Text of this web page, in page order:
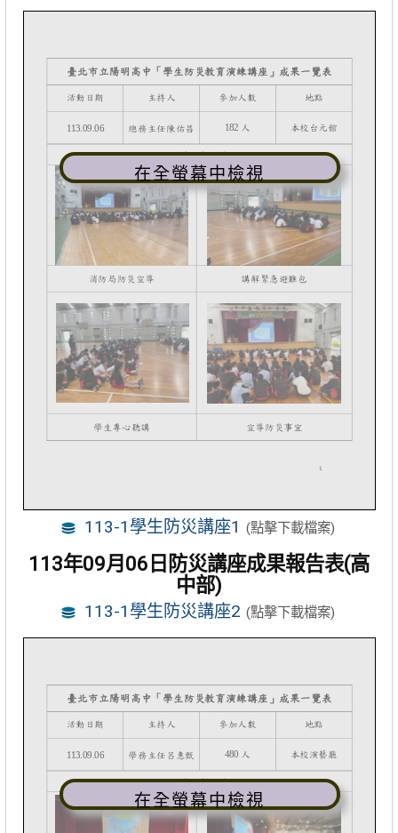
在全螢幕中檢視
113-1學生防災講座1 (點擊下載檔案)
113年09月06日防災講座成果報告表(高
中部)
113-1學生防災講座2 (點擊下載檔案)
在全螢幕中檢視